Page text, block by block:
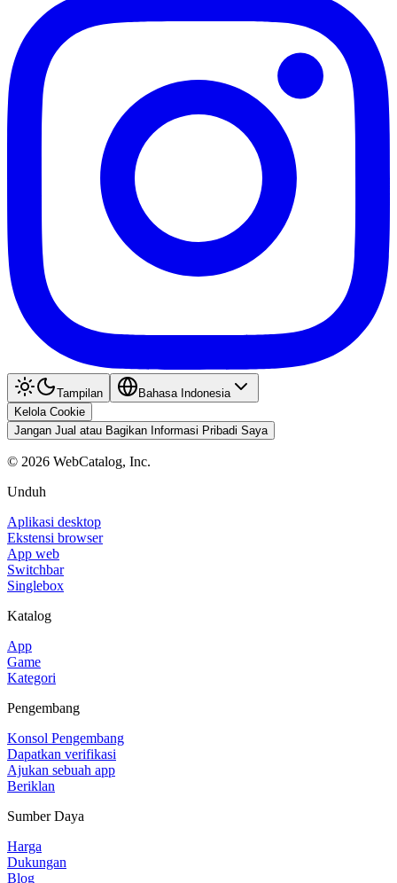
Tampilan
Bahasa Indonesia
Kelola Cookie
Jangan Jual atau Bagikan Informasi Pribadi Saya
© 2026 WebCatalog, Inc.
Unduh
Aplikasi desktop
Ekstensi browser
App web
Switchbar
Singlebox
Katalog
App
Game
Kategori
Pengembang
Konsol Pengembang
Dapatkan verifikasi
Ajukan sebuah app
Beriklan
Sumber Daya
Harga
Dukungan
Blog